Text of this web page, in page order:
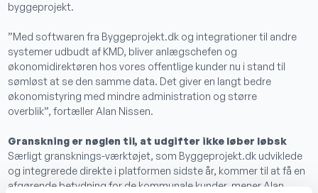
byggeprojekt.
”Med softwaren fra Byggeprojekt.dk og integrationer til andre
systemer udbudt af KMD, bliver anlægschefen og
økonomidirektøren hos vores offentlige kunder nu i stand til
sømløst at se den samme data. Det giver en langt bedre
økonomistyring med mindre administration og større
overblik”,fortæller Alan Nissen.
Granskning er nøglen til, at udgifter ikke løber løbsk
Særligt gransknings-værktøjet, som Byggeprojekt.dk udviklede
og integrerede direkte i platformen sidste år, kommer til at få en
afgørende betydning for de kommunale kunder, mener Alan